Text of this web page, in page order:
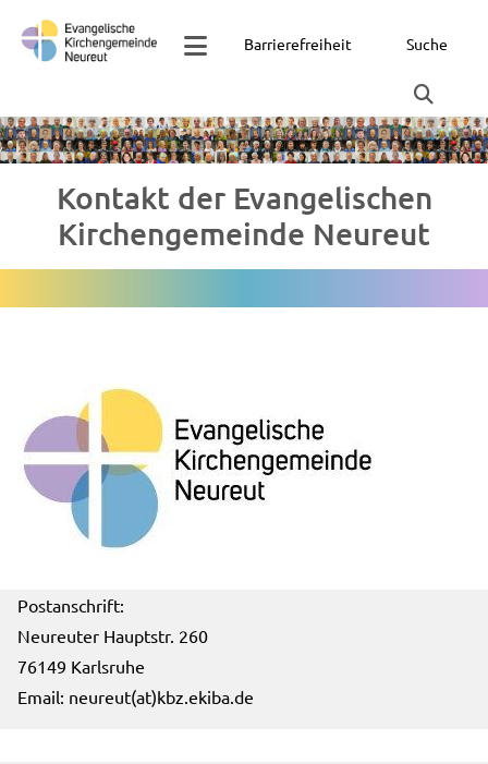
Barrierefreiheit Suche
Kontakt der Evangelischen
Kirchengemeinde Neureut
Postanschrift:
Neureuter Hauptstr. 260
76149 Karlsruhe
Email: neureut(at)kbz.ekiba.de